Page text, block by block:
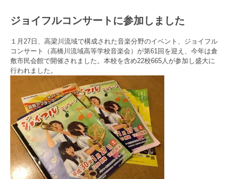
ジョイフルコンサートに参加しました
１月27日、高梁川流域で構成された音楽分野のイベント、ジョイフル
コンサート（高橋川流域高等学校音楽会）が第61回を迎え、今年は倉
敷市民会館で開催されました。本校を含め22校665人が参加し盛大に
行われました。